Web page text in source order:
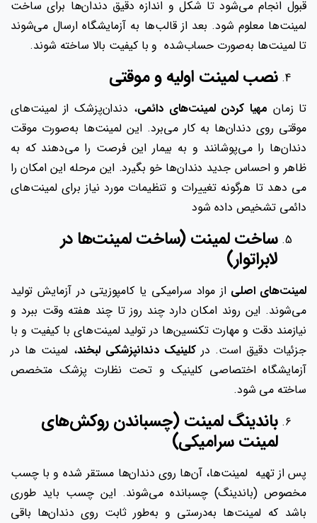
قبول انجام می‌شود تا شکل و اندازه دقیق دندان‌ها برای ساخت
لمینت‌ها معلوم شود. بعد از قالب‌ها به آزمایشگاه ارسال می‌شوند
تا لمینت‌ها به‌صورت حساب‌شده و با کیفیت بالا ساخته شوند.
نصب لمینت اولیه و موقتی
تا زمان مهیا کردن لمینت‌های دائمی، دندان‌پزشک از لمینت‌های
موقتی روی دندان‌ها به کار می‌برد. این لمینت‌ها به‌صورت موقت
دندان‌ها را می‌پوشانند و به بیمار این فرصت را می‌دهند که به
ظاهر و احساس جدید دندان‌ها خو بگیرد. این مرحله این امکان را
می دهد تا هرگونه تغییرات و تنظیمات مورد نیاز برای لمینت‌های
دائمی تشخیص داده شود
ساخت لمینت (ساخت لمینت‌ها در
لابراتوار)
لمینت‌های اصلی از مواد سرامیکی یا کامپوزیتی در آزمایش تولید
می‌شوند. این روند امکان دارد چند روز تا چند هفته وقت ببرد و
نیازمند دقت و مهارت تکنسین‌ها در تولید لمینت‌های با کیفیت و با
جزئیات دقیق است. در کلینیک دندانپزشکی لبخند، لمینت ها در
آزمایشگاه اختصاصی کلینیک و تحت نظارت پزشک متخصص
ساخته می شود.
باندینگ لمینت (چسباندن روکش‌های
لمینت سرامیکی)
پس از تهیه لمینت‌ها، آن‌ها روی دندان‌ها مستقر شده و با چسب
مخصوص (باندینگ) چسبانده می‌شوند. این چسب باید طوری
باشد که لمینت‌ها به‌درستی و به‌طور ثابت روی دندان‌ها باقی